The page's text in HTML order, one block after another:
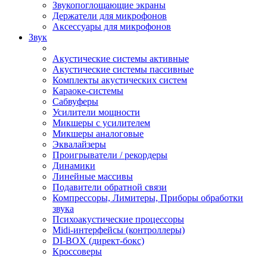
Звукопоглощающие экраны
Держатели для микрофонов
Аксессуары для микрофонов
Звук
Акустические системы активные
Акустические системы пассивные
Комплекты акустических систем
Караоке-системы
Сабвуферы
Усилители мощности
Микшеры с усилителем
Микшеры аналоговые
Эквалайзеры
Проигрыватели / рекордеры
Динамики
Линейные массивы
Подавители обратной связи
Компрессоры, Лимитеры, Приборы обработки
звука
Психоакустические процессоры
Midi-интерфейсы (контроллеры)
DI-BOX (директ-бокс)
Кроссоверы